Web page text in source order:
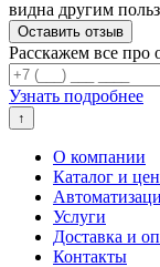
видна другим
Расскажем все про
Узнать подробнее
↑
О компании
Каталог и
Услуги
Доставка и
Контакты